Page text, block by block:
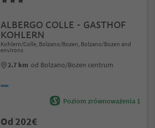
ALBERGO COLLE - GASTHOF
KOHLERN
Kohlern/Colle, Bolzano/Bozen, Bolzano/Bozen and
environs
2.7 km od Bolzano/Bozen centrum
Poziom zrównoważenia 1
Od 202€